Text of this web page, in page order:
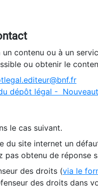
un contenu ou à un
ou obtenir le
dépôt légal -
le cas suivant.
du site internet un
pas obtenu de réponse
des droits (via le
des droits dans